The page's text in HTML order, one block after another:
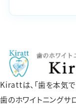
Kirattは、「歯を本気
歯のホワイトニングサロ